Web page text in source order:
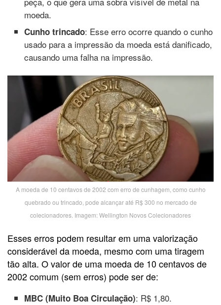
moeda.
Cunho trincado: Esse erro ocorre quando o cunho
usado para a impressão da moeda está danificado,
causando uma falha na impressão.
A moeda de 10 centavos de 2002 com erro de cunhagem, como cunho
quebrado ou trincado, pode alcançar até R$ 300 no mercado de
colecionadores. Imagem: Wellington Novos Colecionadores
Esses erros podem resultar em uma valorização
considerável da moeda, mesmo com uma tiragem
tão alta. O valor de uma moeda de 10 centavos de
2002 comum (sem erros) pode ser de:
MBC (Muito Boa Circulação): R$ 1,80.